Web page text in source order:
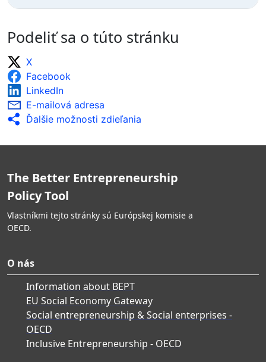
Podeliť sa o túto stránku
X
Facebook
LinkedIn
E-mailová adresa
Ďalšie možnosti zdieľania
The Better Entrepreneurship
Policy Tool
Vlastníkmi tejto stránky sú Európskej komisie a
OECD.
O nás
Information about BEPT
EU Social Economy Gateway
Social entrepreneurship & Social enterprises -
OECD
Inclusive Entrepreneurship - OECD